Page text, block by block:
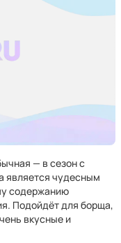
— в сезон с
является чудесным
содержанию
Подойдёт для борща,
вкусные и